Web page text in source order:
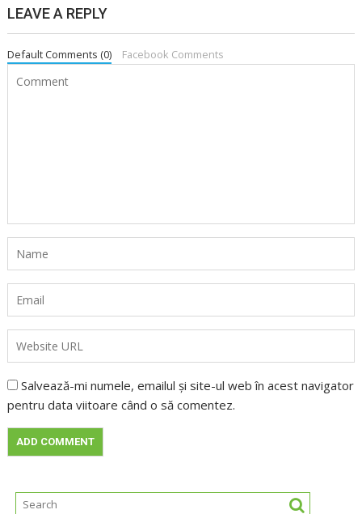
LEAVE A REPLY
Default Comments (0) Facebook Comments
Salvează-mi numele, emailul și site-ul web în acest navigator
pentru data viitoare când o să comentez.